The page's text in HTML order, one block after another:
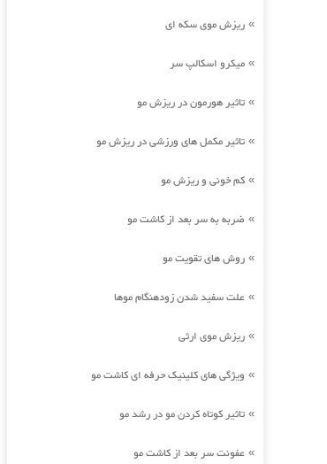
» ریزش موی سکه ای
» میکرو اسکالپ سر
» تاثیر هورمون در ریزش مو
» تاثیر مکمل های ورزشی در ریزش مو
» کم خونی و ریزش مو
» ضربه به سر بعد از کاشت مو
» روش های تقویت مو
» علت سفید شدن زودهنگام موها
» ریزش موی ارثی
» ویژگی های کلینیک حرفه ای کاشت مو
» تاثیر کوتاه کردن مو در رشد مو
» عفونت سر بعد از کاشت مو